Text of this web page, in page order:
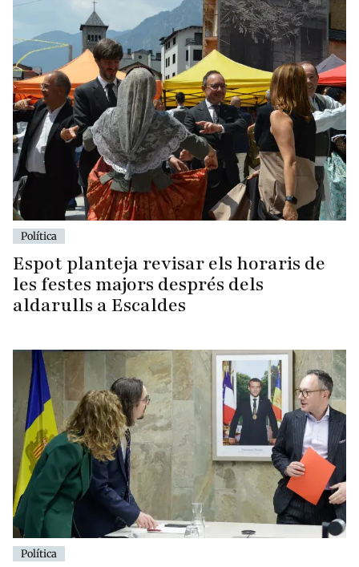
Política
Espot planteja revisar els horaris de
les festes majors després dels
aldarulls a Escaldes
Política